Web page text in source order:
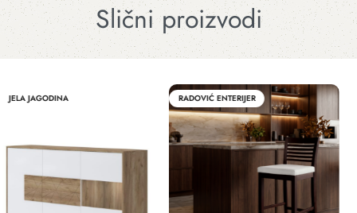
Slični proizvodi
JELA JAGODINA RADOVIĆ ENTERIJER